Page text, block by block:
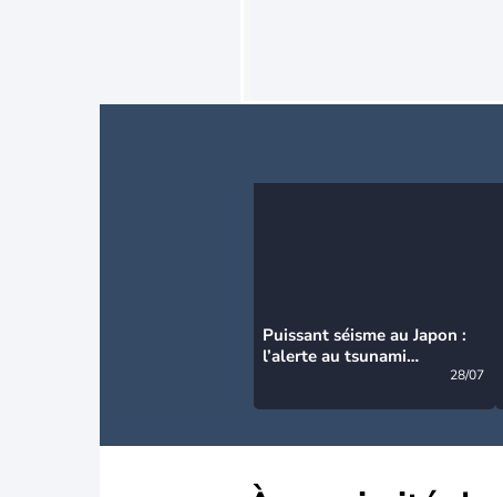
Puissant séisme au Japon :
l’alerte au tsunami
28/07